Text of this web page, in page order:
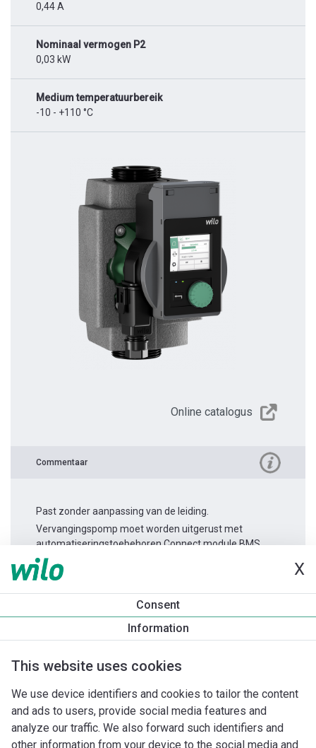
X
Consent
Information
This website uses cookies
We use device identifiers and cookies to tailor the content
and ads to users, provide social media features and
analyze our traffic. We also forward such identifiers and
other information from your device to the social media and
0,44 A
Nominaal vermogen P2
0,03 kW
Medium temperatuurbereik
-10 - +110 °C
Online catalogus
Commentaar
Past zonder aanpassing van de leiding.
Vervangingspomp moet worden uitgerust met
automatiseringstoebehoren Connect module BMS.
Productinformatie
Stratos PICO 15/0,5-6 -130